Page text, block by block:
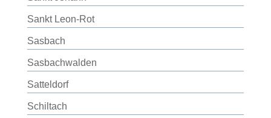
Sankt Leon-Rot
Sasbach
Sasbachwalden
Satteldorf
Schiltach